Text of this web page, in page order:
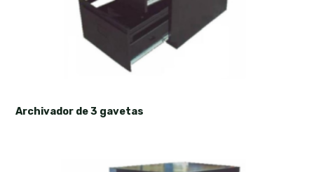
Archivador de 3 gavetas